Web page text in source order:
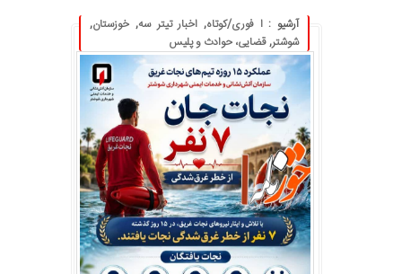
آرشیو :ا فوری/کوتاه, اخبار تیتر سه, خوزستان,
شوشتر,قضایی، حوادث و پلیس